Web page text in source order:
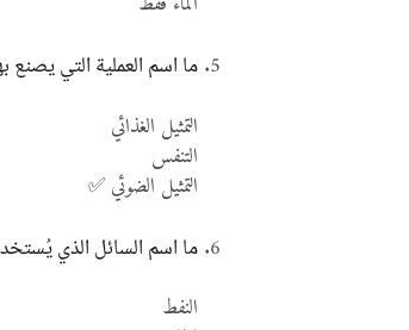
ما اسم العملية التي يصنع
التمثيل الغذائي
التنفس
التمثيل الضوئي ✅
ما اسم السائل الذي
النفط